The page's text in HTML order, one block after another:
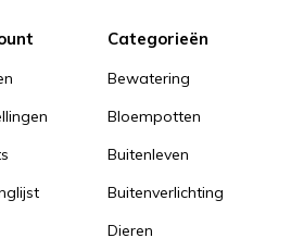
Categorieën
Bewatering
Bloempotten
Buitenleven
Buitenverlichting
Dieren